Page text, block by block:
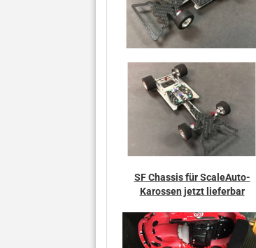
SF Chassis für ScaleAuto-
Karossen jetzt lieferbar